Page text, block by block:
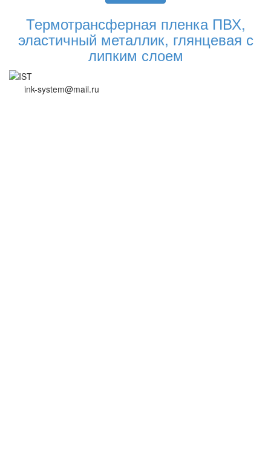
Термотрансферная пленка ПВХ,
эластичный металлик, глянцевая с
липким слоем
ink-system@mail.ru